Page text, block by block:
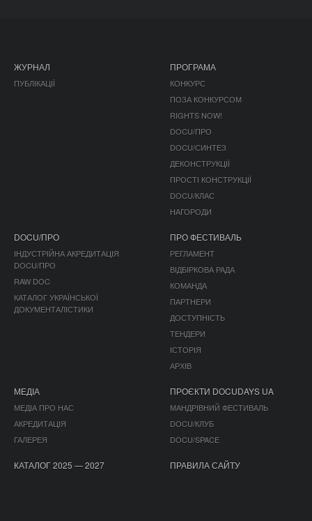
ЖУРНАЛ
ПУБЛІКАЦІЇ
ПРОГРАМА
КОНКУРС
ПОЗА КОНКУРСОМ
RIGHTS NOW!
DOCU/ПРО
DOCU/СИНТЕЗ
ДЕКОНСТРУКЦІЇ
ПРОСТІ КОНСТРУКЦІЇ
DOCU/КЛАС
НАГОРОДИ
DOCU/ПРО
ІНДУСТРІЙНА АКРЕДИТАЦІЯ
DOCU/ПРО
RAW DOC
КАТАЛОГ УКРАЇНСЬКОЇ
ДОКУМЕНТАЛІСТИКИ
ПРО ФЕСТИВАЛЬ
РЕГЛАМЕНТ
ВІДБІРКОВА РАДА
КОМАНДА
ПАРТНЕРИ
ДОСТУПНІСТЬ
ТЕНДЕРИ
ІСТОРІЯ
АРХІВ
МЕДІА
МЕДІА ПРО НАС
АКРЕДИТАЦІЯ
ГАЛЕРЕЯ
ПРОЄКТИ DOCUDAYS UA
МАНДРІВНИЙ ФЕСТИВАЛЬ
DOCU/КЛУБ
DOCU/SPACE
КАТАЛОГ 2025 — 2027 ПРАВИЛА САЙТУ